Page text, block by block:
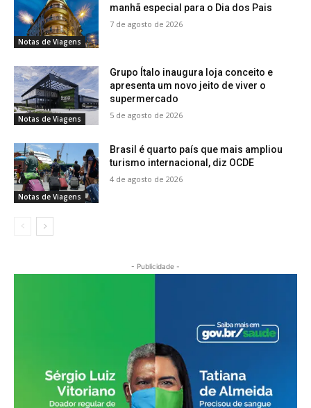
Notas de Viagens
manhã especial para o Dia dos Pais
7 de agosto de 2026
Notas de Viagens
Grupo Ítalo inaugura loja conceito e
apresenta um novo jeito de viver o
supermercado
5 de agosto de 2026
Notas de Viagens
Brasil é quarto país que mais ampliou
turismo internacional, diz OCDE
4 de agosto de 2026
- Publicidade -